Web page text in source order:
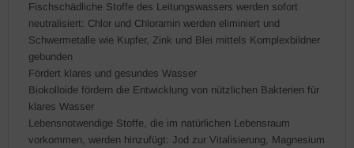
Fischschädliche Stoffe des Leitungswassers werden sofort
neutralisiert: Chlor und Chloramin werden eliminiert und
Schwermetalle wie Kupfer, Zink und Blei mittels Komplexbildner
gebunden
Fördert klares und gesundes Wasser
Biokolloide fördern die Entwicklung von nützlichen Bakterien für
klares Wasser
Lebensnotwendige Stoffe, die im natürlichen Lebensraum
vorkommen, werden hinzufügt: Jod zur Vitalisierung, Magnesium